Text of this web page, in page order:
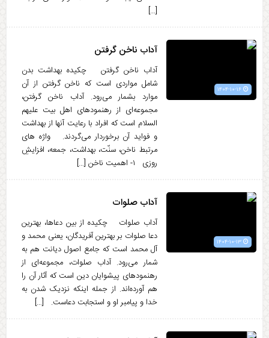
[…]
آداب ناخن گرفتن
آداب ناخن گرفتن چکیده بهداشت بدن
شامل مواردی است که ناخن گرفتن از آن
موارد بشمار می‌رود. آداب ناخن گرفتن،
مجموعه‌ای از رهنمودهای اهل بیت علیهم
السلام است که افراد با رعایت آنها از بهداشت
و فواید آن برخوردار می‌‌گردند. واژه های
مرتبط ناخن، سنّت، بهداشت، جمعه، افزایشِ
روزی ۱- اهمیت ناخن […]
آداب صلوات
آداب صلوات چکیده از بین دعاها، بهترین
دعا صلوات بر بهترین آفریدگان، یعنی محمد و
آل محمد است که جامع اصول دیانت هم به
شمار می‌رود. آداب صلوات، مجموعه‌ای از
رهنمودهای پیشوایان دین است که آثار آن را
هم آورده‌اند. از جمله اینکه نزدیک شدن به
خدا و پیامبر او و استجابت دعاست. […]